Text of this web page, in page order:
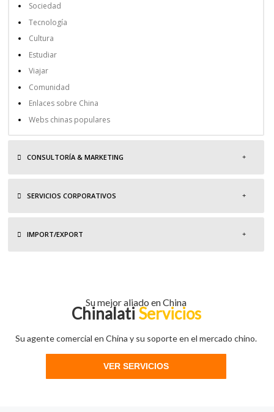
Sociedad
Tecnología
Cultura
Estudiar
Viajar
Comunidad
Enlaces sobre China
Webs chinas populares
CONSULTORÍA & MARKETING
SERVICIOS CORPORATIVOS
IMPORT/EXPORT
Su mejor aliado en China
Chinalati Servicios
Su agente comercial en China y su soporte en el mercado chino.
VER SERVICIOS